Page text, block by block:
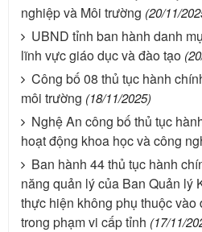
nghiệp và Môi trường (20/11/
UBND tỉnh ban hành danh
lĩnh vực giáo dục và đào tạo
Công bố 08 thủ tục hành
môi trường (18/11/2025)
Nghệ An công bố thủ tục
hoạt động khoa học và công
Ban hành 44 thủ tục hành
năng quản lý của Ban Quản lý
thực hiện không phụ thuộc
trong phạm vi cấp tỉnh (17/11/